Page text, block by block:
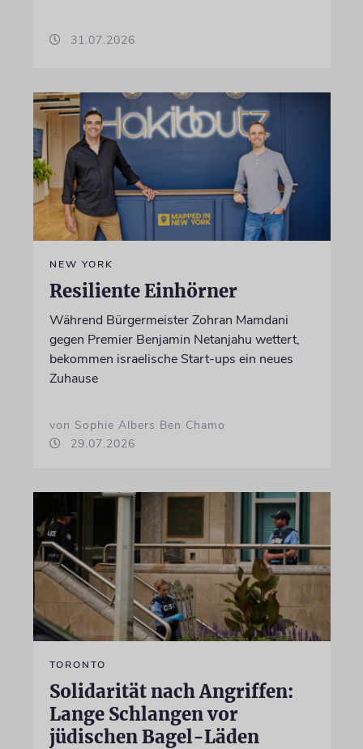
31.07.2026
NEW YORK
Resiliente Einhörner
Während Bürgermeister Zohran Mamdani
gegen Premier Benjamin Netanjahu wettert,
bekommen israelische Start-ups ein neues
Zuhause
von Sophie Albers Ben Chamo
29.07.2026
TORONTO
Solidarität nach Angriffen:
Lange Schlangen vor
jüdischen Bagel-Läden